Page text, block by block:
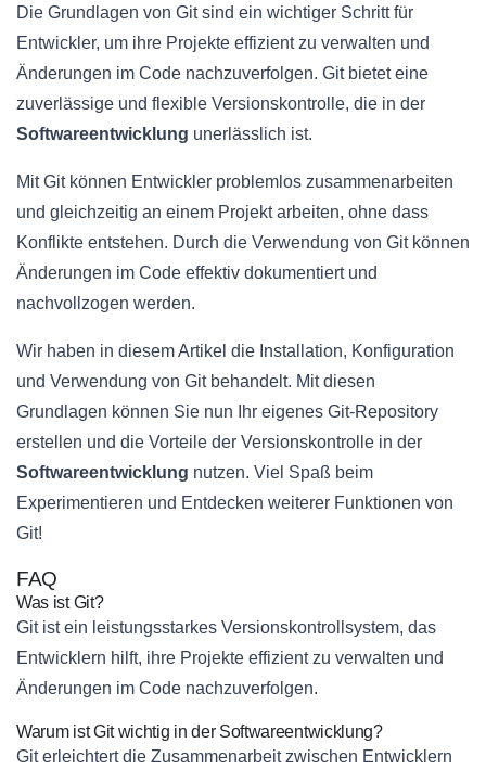
Die Grundlagen von Git sind ein wichtiger Schritt für
Entwickler, um ihre Projekte effizient zu verwalten und
Änderungen im Code nachzuverfolgen. Git bietet eine
zuverlässige und flexible Versionskontrolle, die in der
Softwareentwicklung unerlässlich ist.
Mit Git können Entwickler problemlos zusammenarbeiten
und gleichzeitig an einem Projekt arbeiten, ohne dass
Konflikte entstehen. Durch die Verwendung von Git können
Änderungen im Code effektiv dokumentiert und
nachvollzogen werden.
Wir haben in diesem Artikel die Installation, Konfiguration
und Verwendung von Git behandelt. Mit diesen
Grundlagen können Sie nun Ihr eigenes Git-Repository
erstellen und die Vorteile der Versionskontrolle in der
Softwareentwicklung nutzen. Viel Spaß beim
Experimentieren und Entdecken weiterer Funktionen von
Git!
FAQ
Was ist Git?
Git ist ein leistungsstarkes Versionskontrollsystem, das
Entwicklern hilft, ihre Projekte effizient zu verwalten und
Änderungen im Code nachzuverfolgen.
Warum ist Git wichtig in der Softwareentwicklung?
Git erleichtert die Zusammenarbeit zwischen Entwicklern